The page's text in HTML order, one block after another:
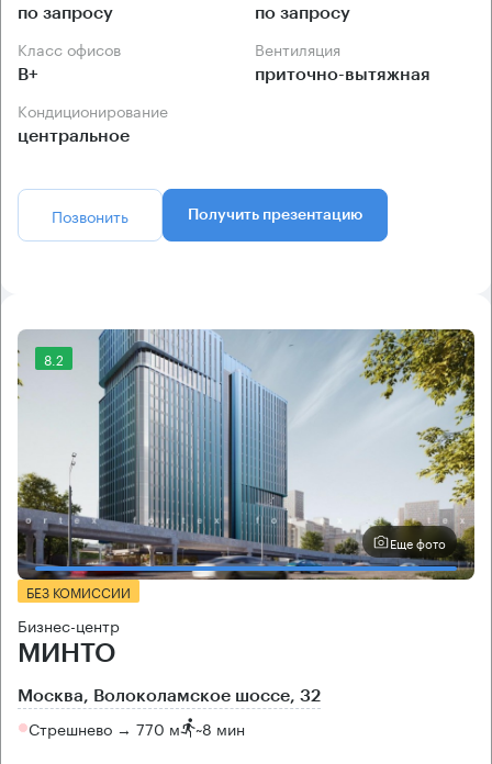
по запросу по запросу
Класс офисов
B+
Вентиляция
приточно-вытяжная
Кондиционирование
центральное
Позвонить Получить презентацию
8.2
Еще фото
БЕЗ КОМИССИИ
Бизнес-центр
МИНТО
Москва, Волоколамское шоссе, 32
Стрешнево → 770 м ~8 мин